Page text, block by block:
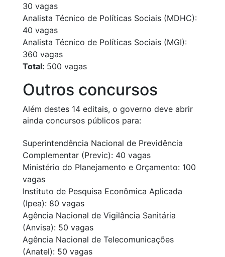
30 vagas
Analista Técnico de Políticas Sociais (MDHC):
40 vagas
Analista Técnico de Políticas Sociais (MGI):
360 vagas
Total: 500 vagas
Outros concursos
Além destes 14 editais, o governo deve abrir
ainda concursos públicos para:
Superintendência Nacional de Previdência
Complementar (Previc): 40 vagas
Ministério do Planejamento e Orçamento: 100
vagas
Instituto de Pesquisa Econômica Aplicada
(Ipea): 80 vagas
Agência Nacional de Vigilância Sanitária
(Anvisa): 50 vagas
Agência Nacional de Telecomunicações
(Anatel): 50 vagas